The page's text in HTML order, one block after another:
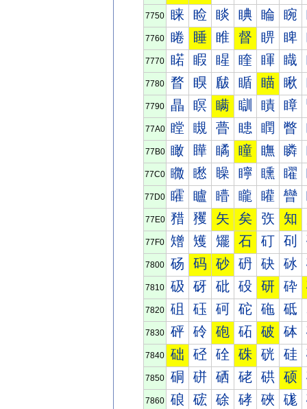
7750 睐 睑 睒 睓 睔 睕
7760 睠 睡 睢 督 睤 睥
7770 睰 睱 睲 睳 睴 睵
7780 瞀 瞁 瞂 瞃 瞄 瞅
7790 瞐 瞑 瞒 瞓 瞔 瞕
77A0 瞠 瞡 瞢 瞣 瞤 瞥
77B0 瞰 瞱 瞲 瞳 瞴 瞵
77C0 矀 矁 矂 矃 矄 矅
77D0 矐 矑 矒 矓 矔 矕
77E0 矠 矡 矢 矣 矤 知
77F0 矰 矱 矲 石 矴 矵
7800 砀 码 砂 砃 砄 砅
7810 砐 砑 砒 砓 研 砕
7820 砠 砡 砢 砣 砤 砥
7830 砰 砱 砲 砳 破 砵
7840 础 硁 硂 硃 硄 硅
7850 硐 硑 硒 硓 硔 硕
7860 硠 硡 硢 硣 硤 硥